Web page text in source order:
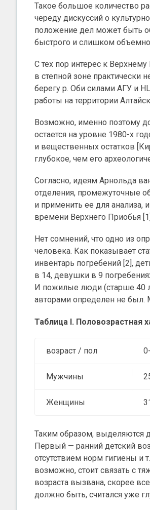
Такое большое количество
череду дискуссий о
положение дел может быть
быстрого и слишком
С тех пор интерес к
в степной зоне практически
берегу р. Оби силами АГУ и
работы на территории
Возможно, именно поэтому
остается на уровне 1980-х
и вещественных остатков
глубокое, чем его
Согласно, идеям Арнольда
отделения, промежуточные
и применить ее для
времени Верхнего Приобья
Нет сомнений, что одно из
человека. Как показывает
инвентарь погребений [2],
в 14, девушки в 9
И пожилые люди (старше 40
авторами определен не был.
Таблица I. Половозрастная
возраст / пол
Мужчины
Женщины
Таким образом, выделяются
Первый — ранний детский
отсутствием норм гигиены и
возможно, стоит связать с
возраста вызвана, скорее
должно быть, считался уже